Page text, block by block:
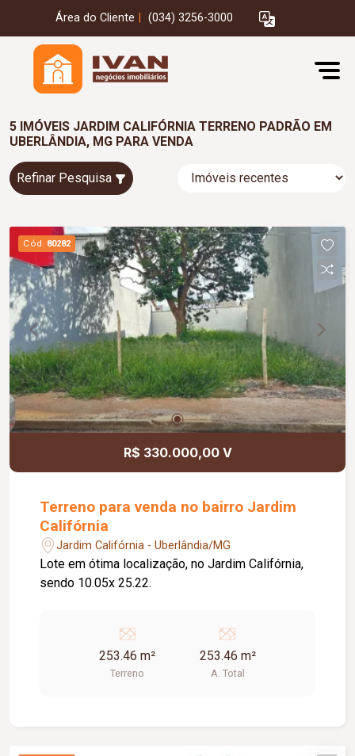
Área do Cliente (034) 3256-3000
5 IMÓVEIS JARDIM CALIFÓRNIA TERRENO PADRÃO EM
UBERLÂNDIA, MG PARA VENDA
Refinar Pesquisa
Cód. 80282
R$ 330.000,00 V
Terreno para venda no bairro Jardim
Califórnia
Jardim Califórnia - Uberlândia/MG
Lote em ótima localização, no Jardim Califórnia,
sendo 10.05x 25.22.
253.46 m²
Terreno
253.46 m²
A. Total